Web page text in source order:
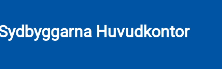
Huvudkontor